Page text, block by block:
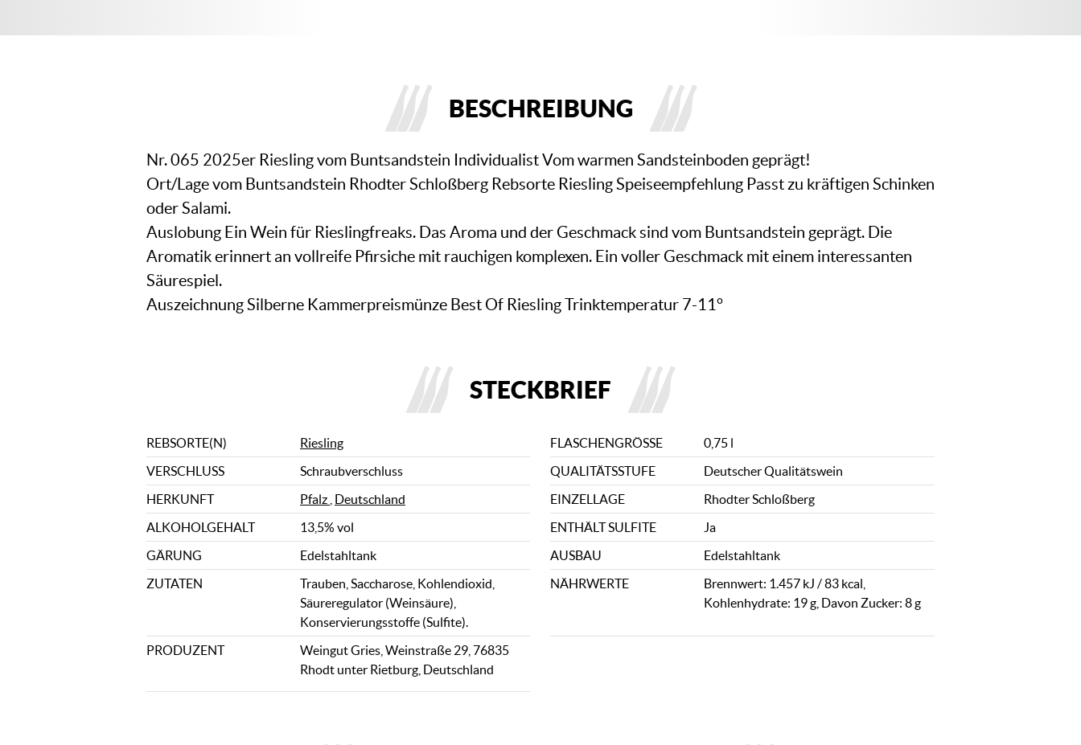
BESCHREIBUNG
Nr. 065 2025er Riesling vom Buntsandstein Individualist Vom warmen Sandsteinboden geprägt!
Ort/Lage vom Buntsandstein Rhodter Schloßberg Rebsorte Riesling Speiseempfehlung Passt zu kräftigen Schinken
oder Salami.
Auslobung Ein Wein für Rieslingfreaks. Das Aroma und der Geschmack sind vom Buntsandstein geprägt. Die
Aromatik erinnert an vollreife Pfirsiche mit rauchigen komplexen. Ein voller Geschmack mit einem interessanten
Säurespiel.
Auszeichnung Silberne Kammerpreismünze Best Of Riesling Trinktemperatur 7-11°
STECKBRIEF
REBSORTE(N) Riesling FLASCHENGRÖSSE
0,75 l
VERSCHLUSS
Schraubverschluss QUALITÄTSSTUFE
Deutscher Qualitätswein
HERKUNFT
Pfalz Deutschland EINZELLAGE
Rhodter Schloßberg
ALKOHOLGEHALT
13,5% vol ENTHÄLT SULFITE
Ja
GÄRUNG
Edelstahltank AUSBAU
Edelstahltank
ZUTATEN
Trauben, Saccharose, Kohlendioxid,
Säureregulator (Weinsäure),
Konservierungsstoffe (Sulfite).
NÄHRWERTE
Brennwert: 1.457 kJ / 83 kcal,
Kohlenhydrate: 19 g, Davon Zucker: 8 g
PRODUZENT
Weingut Gries, Weinstraße 29, 76835
Rhodt unter Rietburg, Deutschland